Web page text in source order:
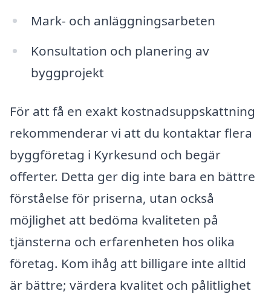
Mark- och anläggningsarbeten
Konsultation och planering av
byggprojekt
För att få en exakt kostnadsuppskattning
rekommenderar vi att du kontaktar flera
byggföretag i Kyrkesund och begär
offerter. Detta ger dig inte bara en bättre
förståelse för priserna, utan också
möjlighet att bedöma kvaliteten på
tjänsterna och erfarenheten hos olika
företag. Kom ihåg att billigare inte alltid
är bättre; värdera kvalitet och pålitlighet